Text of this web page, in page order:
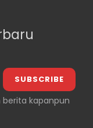
kapanpun